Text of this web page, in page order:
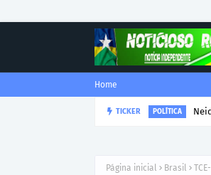
Home
TICKER DESTAQUE
Página inicial Brasil